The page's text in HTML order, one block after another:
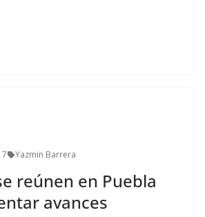
Yazmin Barrera
reúnen en Puebla
avances